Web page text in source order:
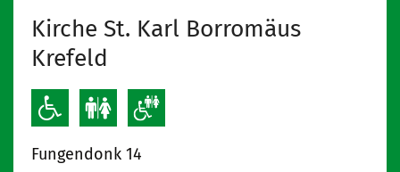
Kirche St. Karl Borromäus
Krefeld
Fungendonk 14